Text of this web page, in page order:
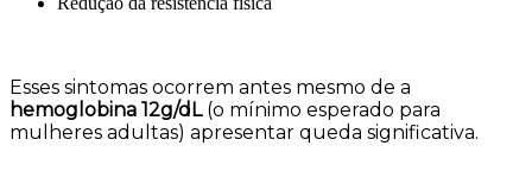
Esses sintomas ocorrem antes mesmo de a
hemoglobina 12g/dL(o mínimo esperado para
mulheres adultas) apresentar queda significativa.